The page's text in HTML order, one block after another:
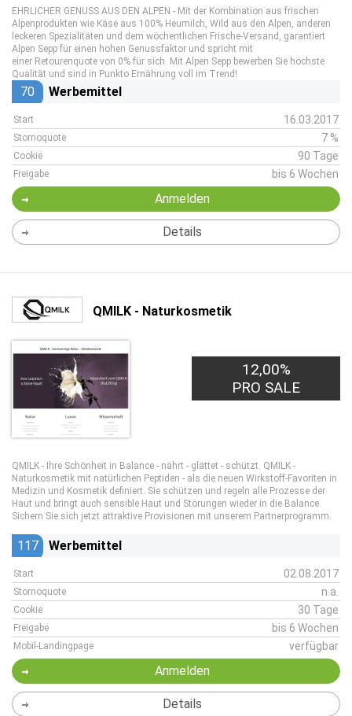
EHRLICHER GENUSS AUS DEN ALPEN - Mit der Kombination aus frischen
Alpenprodukten wie Käse aus 100% Heumilch, Wild aus den Alpen, anderen
leckeren Spezialitäten und dem wöchentlichen Frische-Versand, garantiert
Alpen Sepp für einen hohen Genussfaktor und spricht mit
einer Retourenquote von 0% für sich. Mit Alpen Sepp bewerben Sie höchste
Qualität und sind in Punkto Ernährung voll im Trend!
70 Werbemittel
Start 16.03.2017
Stornoquote 7 %
Cookie 90 Tage
Freigabe bis 6 Wochen
Anmelden
Details
QMILK - Naturkosmetik
12,00%
PRO SALE
QMILK - Ihre Schönheit in Balance - nährt - glättet - schützt. QMILK -
Naturkosmetik mit natürlichen Peptiden - als die neuen Wirkstoff-Favoriten in
Medizin und Kosmetik definiert. Sie schützen und regeln alle Prozesse der
Haut und bringt auch sensible Haut und Störungen wieder in die Balance.
Sichern Sie sich jetzt attraktive Provisionen mit unserem Partnerprogramm.
117 Werbemittel
Start 02.08.2017
Stornoquote n.a.
Cookie 30 Tage
Freigabe bis 6 Wochen
Mobil-Landingpage verfügbar
Anmelden
Details